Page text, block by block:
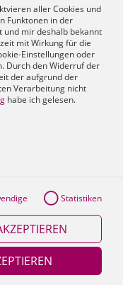
aller Cookies und
Funktonen in der
mir deshalb bekannt
mit Wirkung für die
Einstellungen oder
Durch den Widerruf der
der aufgrund der
Verarbeitung nicht
habe ich gelesen.
Statistiken